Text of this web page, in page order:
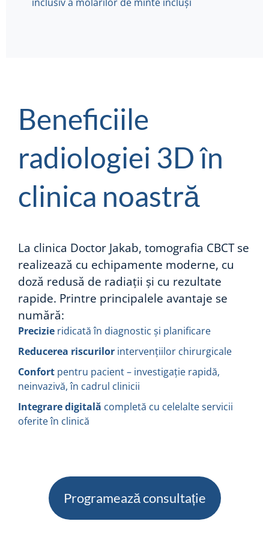
Beneficiile
radiologiei 3D în
clinica noastră
La clinica Doctor Jakab, tomografia CBCT se
realizează cu echipamente moderne, cu
doză redusă de radiații și cu rezultate
rapide. Printre principalele avantaje se
numără:
Precizie ridicată în diagnostic și planificare
Reducerea riscurilor intervențiilor chirurgicale
Confort pentru pacient – investigație rapidă,
neinvazivă, în cadrul clinicii
Integrare digitală completă cu celelalte servicii
oferite în clinică
Programează consultație